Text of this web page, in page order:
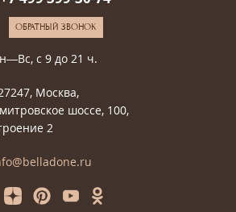
ОБРАТНЫЙ ЗВОНОК
с 9 до 21 ч.
Москва,
шоссе, 100,
2